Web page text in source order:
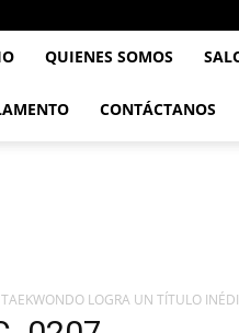
QUIENES SOMOS
CONTÁCTANOS
TAEKWONDO LOGRA UN TÍTULO